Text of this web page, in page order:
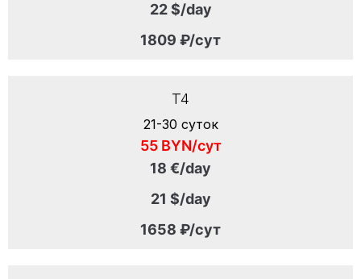
22 $/day
1809 ₽/сут
T4
21-30 суток
55 BYN/сут
18 €/day
21 $/day
1658 ₽/сут